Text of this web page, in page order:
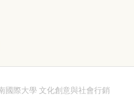
國際大學 文化創意與社會行銷